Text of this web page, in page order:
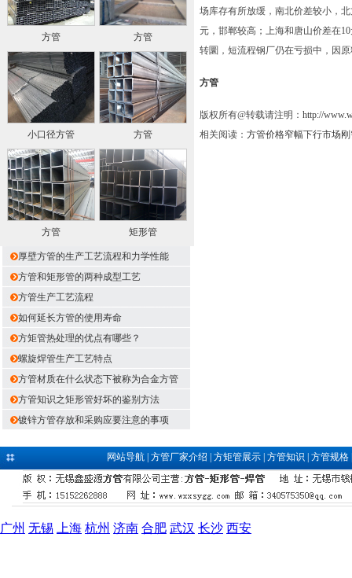
方管 方管
小口径方管 方管
方管 矩形管
厚壁方管的生产工艺流程和力学性能
方管和矩形管的两种成型工艺
方管生产工艺流程
如何延长方管的使用寿命
方矩管热处理的优点有哪些？
螺旋焊管生产工艺特点
方管材质在什么状态下被称为合金方管
方管知识之矩形管好坏的鉴别方法
镀锌方管存放和采购应要注意的事项
场库存有所放缓，南北价差较小，
元，邯郸较高；上海和唐山价差在
转圜，短流程钢厂仍在亏损中，因
方管
版权所有@转载请注明： http://
相关阅读： 方管价格窄幅下行市场
网站导航| 方管厂家介绍 方矩管展示| 方管知识 方管规格
广州 无锡 上海 杭州 济南 合肥 武汉 长沙 西安